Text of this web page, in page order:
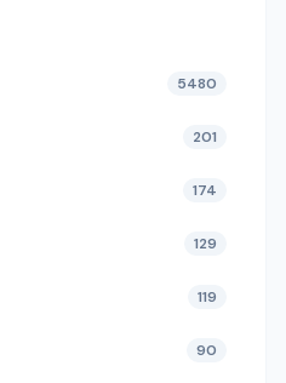
5480
201
174
129
119
90